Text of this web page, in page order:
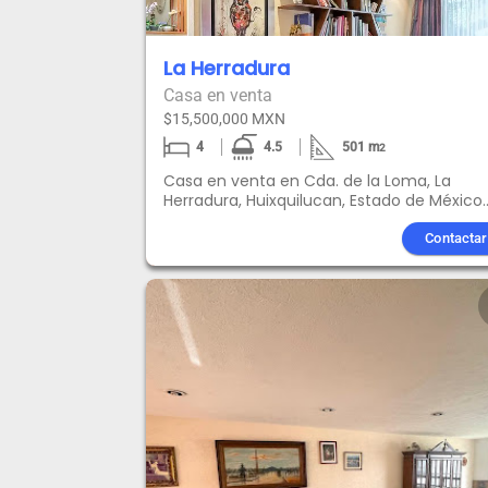
La Herradura
Casa en venta
$15,500,000 MXN
4 4.5 501m2
Casa en venta en Cda. de la Loma, La
Herradura, Huixquilucan, Estado de México.
Esta impresionante casa en La Herradura
distingue por su diseño en desniveles, lo
le otorga un encanto único. Con cuatro
amplias recámaras, cada una con su
baño, este hogar brinda comodidad y
privacidad a sus habitantes. Además,
con tres estacionamientos, lo cual es una
gran ventaja en esta zona residencial.
las 24 horas del día, la seguridad es una
prioridad en esta propiedad. Al ingresar,
recibido por un hermoso jardín en la
que añade un toque de frescura y belleza
natural. En la parte trasera, hay otro jardín
Contactar